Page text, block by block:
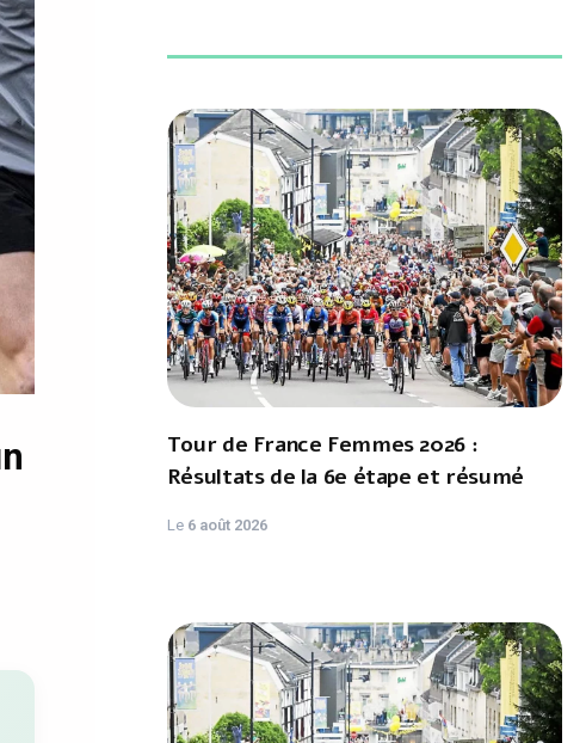
Tour de France Femmes 2026 :
Résultats de la 6e étape et résumé
Le 6 août 2026